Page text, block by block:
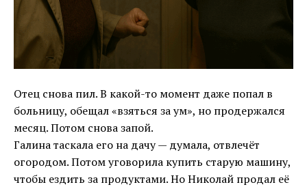
Отец снова пил. В какой-то момент даже попал в
больницу, обещал «взяться за ум», но продержался
месяц. Потом снова запой.
Галина таскала его на дачу — думала, отвлечёт
огородом. Потом уговорила купить старую машину,
чтобы ездить за продуктами. Но Николай продал её